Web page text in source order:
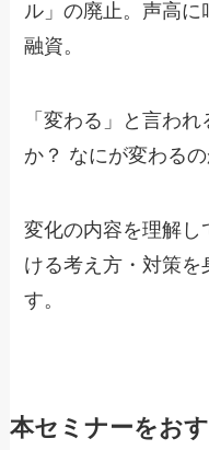
ル」の廃止。声高に
融資。
「変わる」と言わ
か？ なにが変わるの
変化の内容を理解し
ける考え方・対策
す。
本セミナーをお